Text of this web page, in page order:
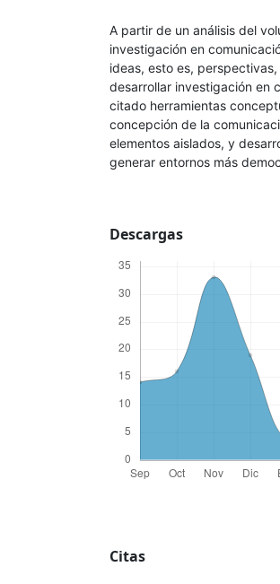
A partir de un análisis del
investigación en
ideas, esto es,
desarrollar investigación en
citado herramientas
concepción de la
elementos aislados, y
generar entornos más
Descargas
Citas